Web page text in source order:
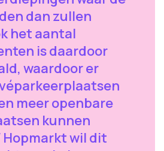
dan zullen
het aantal
is daardoor
waardoor er
meer openbare
kunnen
Hopmarkt wil dit